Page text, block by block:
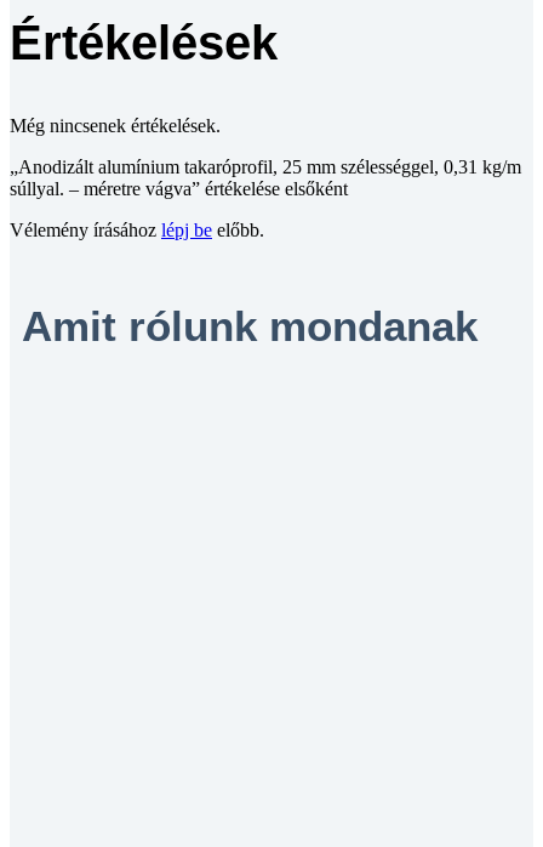
Értékelések
Még nincsenek értékelések.
„Anodizált alumínium takaróprofil, 25 mm szélességgel, 0,31 kg/m
súllyal. – méretre vágva” értékelése elsőként
Vélemény írásához lépj be előbb.
Amit rólunk mondanak